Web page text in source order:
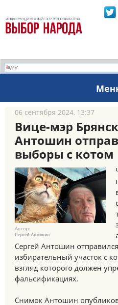
06 сентября 2024, 13:37
Вице-мэр
Антошин
выборы с котом
Автор:
Сергей Антошин
Сергей Антошин
избирательный участок с
взгляд которого должен
фальсификациях.
Снимок Антошин